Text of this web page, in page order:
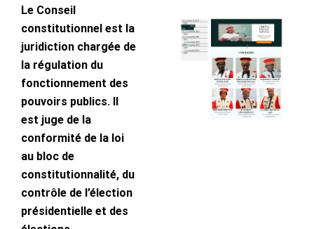
Le Conseil
constitutionnel est la
juridiction chargée de
la régulation du
fonctionnement des
pouvoirs publics. Il
est juge de la
conformité de la loi
au bloc de
constitutionnalité, du
contrôle de l’élection
présidentielle et des